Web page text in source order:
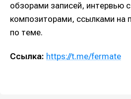
обзорами записей, интервью
композиторами, ссылками на
по теме.
Ссылка: https://t.me/fermate